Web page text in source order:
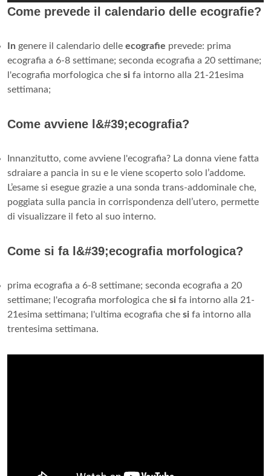
Come prevede il calendario delle ecografie?
In genere il calendario delle ecografie prevede: prima
ecografia a 6-8 settimane; seconda ecografia a 20 settimane;
l'ecografia morfologica che si fa intorno alla 21-21esima
settimana;
Come avviene l&#39;ecografia?
Innanzitutto, come avviene l'ecografia? La donna viene fatta
sdraiare a pancia in su e le viene scoperto solo l’addome.
L’esame si esegue grazie a una sonda trans-addominale che,
poggiata sulla pancia in corrispondenza dell’utero, permette
di visualizzare il feto al suo interno.
Come si fa l&#39;ecografia morfologica?
prima ecografia a 6-8 settimane; seconda ecografia a 20
settimane; l'ecografia morfologica che si fa intorno alla 21-
21esima settimana; l'ultima ecografia che si fa intorno alla
trentesima settimana.